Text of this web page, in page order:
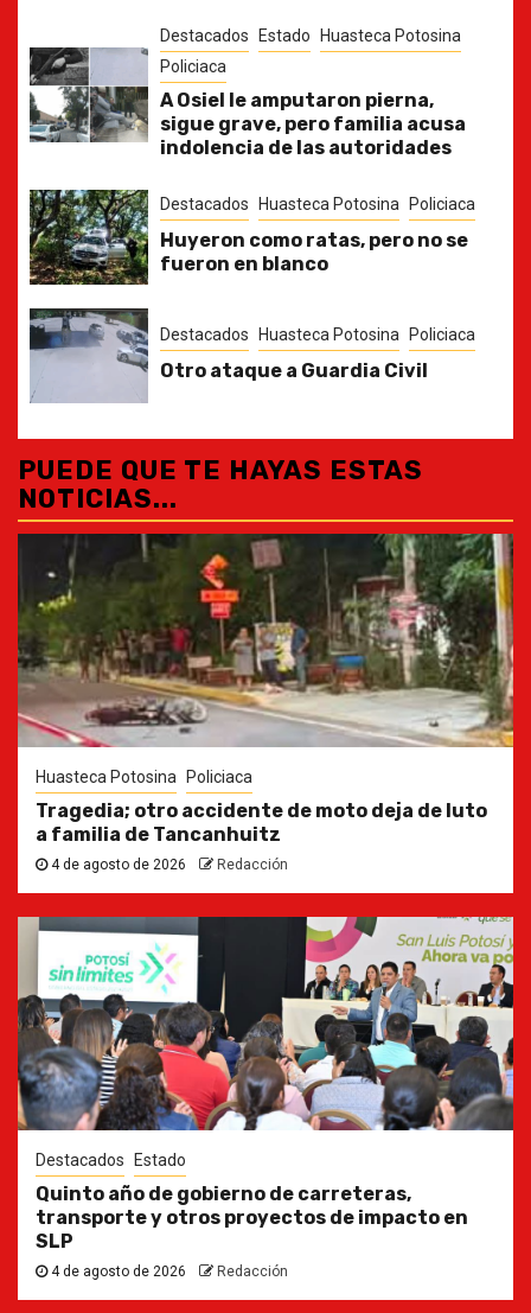
Destacados Estado Huasteca Potosina
Policiaca
A Osiel le amputaron pierna,
sigue grave, pero familia acusa
indolencia de las autoridades
Destacados Huasteca Potosina Policiaca
Huyeron como ratas, pero no se
fueron en blanco
Destacados Huasteca Potosina Policiaca
Otro ataque a Guardia Civil
PUEDE QUE TE HAYAS ESTAS
NOTICIAS...
Huasteca Potosina Policiaca
Tragedia; otro accidente de moto deja de luto
a familia de Tancanhuitz
4 de agosto de 2026 Redacción
Destacados Estado
Quinto año de gobierno de carreteras,
transporte y otros proyectos de impacto en
SLP
4 de agosto de 2026 Redacción